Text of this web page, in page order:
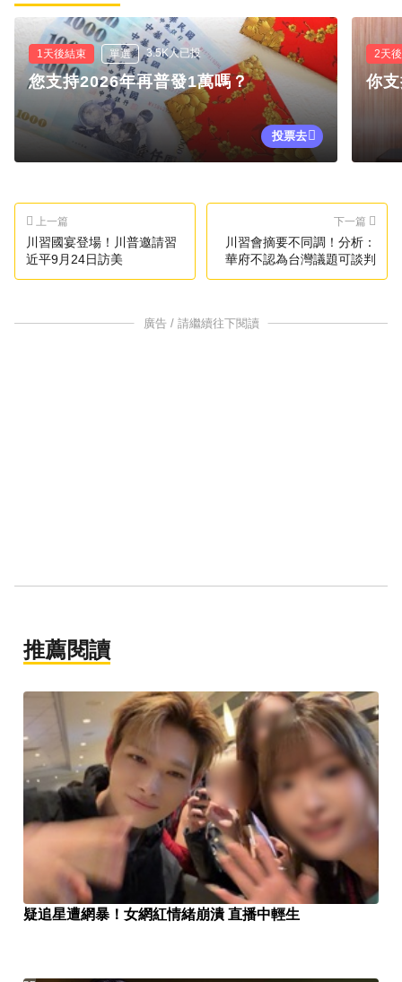
1天後結束 單選 3.5K人已投
您支持2026年再普發1萬嗎？
投票去
2天
你
上一篇
川習國宴登場！川普邀請習
近平9月24日訪美
下一篇
川習會摘要不同調！分析：
華府不認為台灣議題可談判
廣告 / 請繼續往下閱讀
推薦閱讀
疑追星遭網暴！女網紅情緒崩潰 直播中輕生